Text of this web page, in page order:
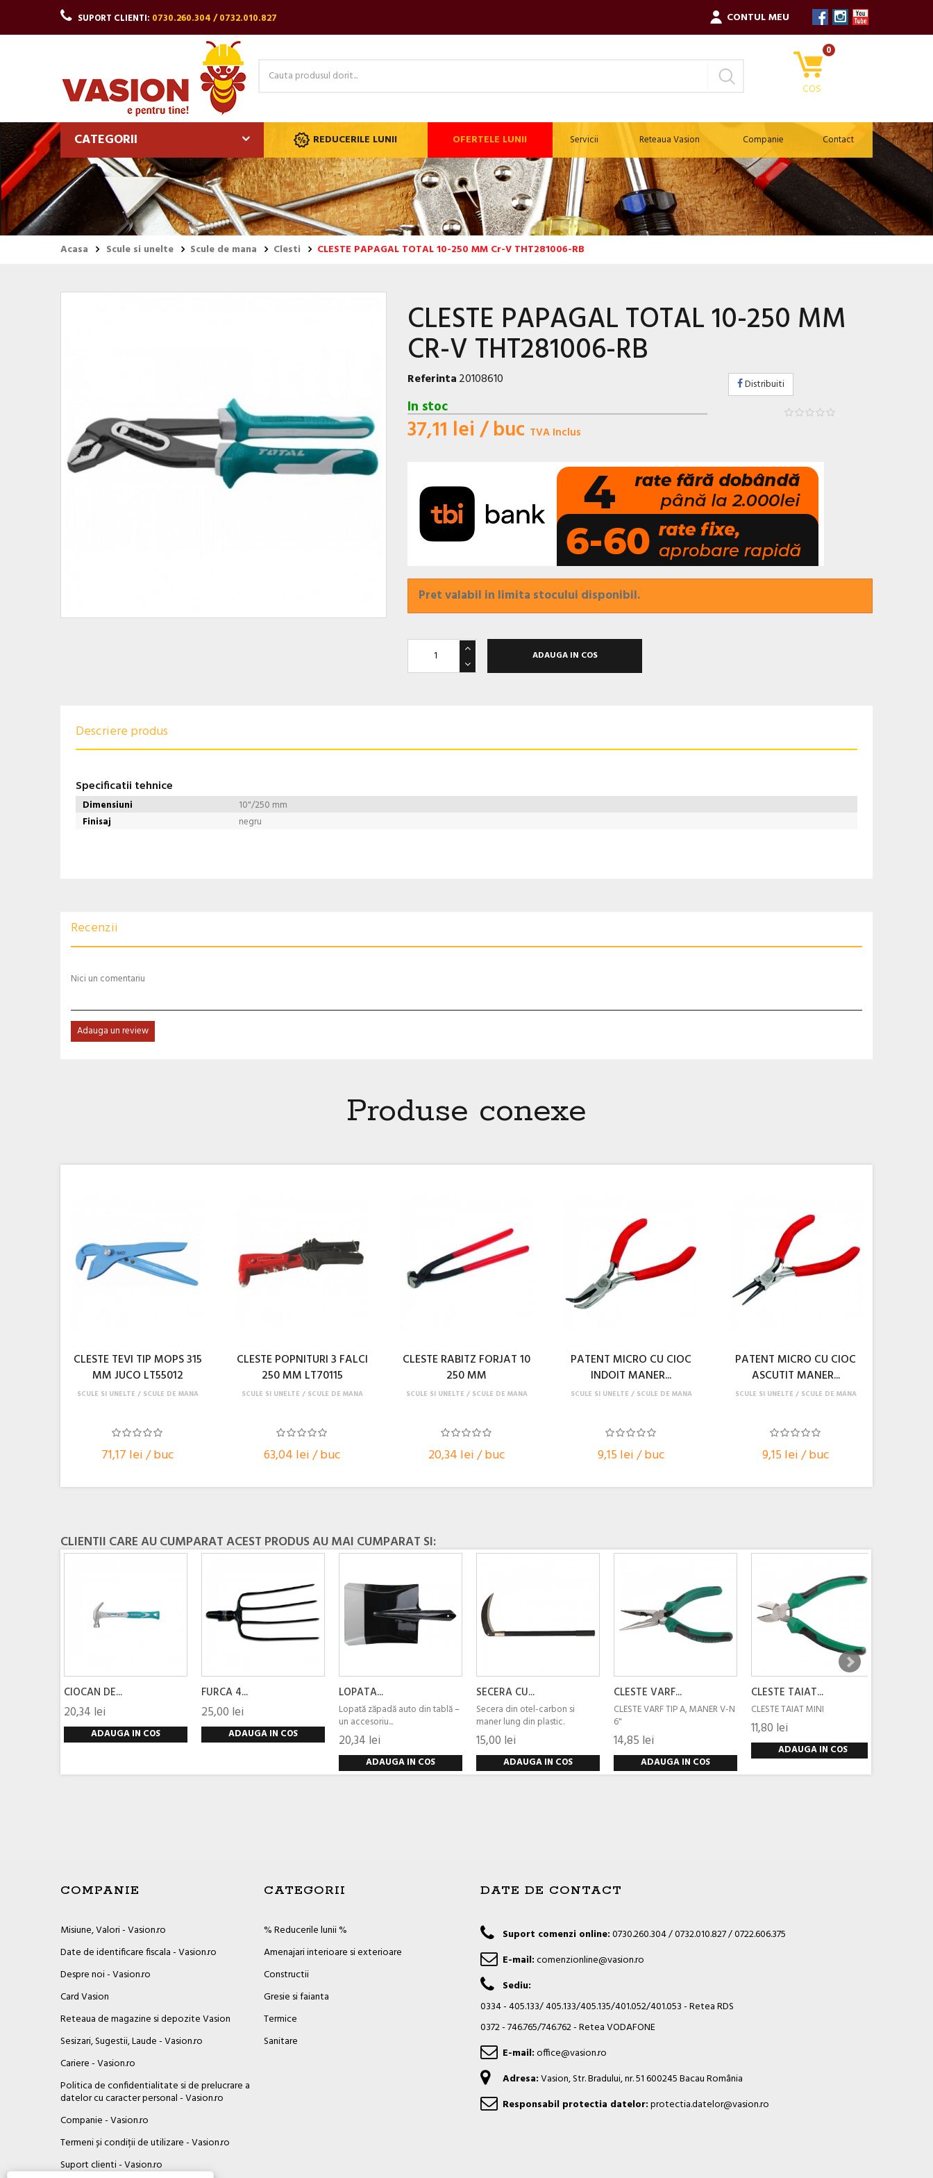
SUPORT CLIENTI: 0730.260.304 / 0732.010.827 CONTUL MEU
0
COS
CATEGORII REDUCERILE LUNII OFERTELE LUNII Servicii Reteaua Vasion Companie Contact
Acasa Scule si unelte Scule de mana Clesti CLESTE PAPAGAL TOTAL 10-250 MM Cr-V THT281006-RB
CLESTE PAPAGAL TOTAL 10-250 MM
CR-V THT281006-RB
Referinta20108610
In stoc
37,11 lei / buc TVA Inclus
Distribuiti
Pret valabil in limita stocului disponibil.
ADAUGA IN COS
Descriere produs
Specificatii tehnice
Dimensiuni
10"/250 mm
Finisaj
negru
Recenzii
Nici un comentariu
Adauga un review
Produse conexe
CLESTE TEVI TIP MOPS 315
MM JUCO LT55012
71,17 lei / buc
SCULE SI UNELTE SCULE DE MANA
CLESTE POPNITURI 3 FALCI
250 MM LT70115
63,04 lei / buc
SCULE SI UNELTE SCULE DE MANA
CLESTE RABITZ FORJAT 10
250 MM
20,34 lei / buc
SCULE SI UNELTE SCULE DE MANA
PATENT MICRO CU CIOC
INDOIT MANER...
9,15 lei / buc
SCULE SI UNELTE SCULE DE MANA
PATENT MICRO CU CIOC
ASCUTIT MANER...
9,15 lei / buc
SCULE SI UNELTE SCULE DE MANA
CLIENTII CARE AU CUMPARAT ACEST PRODUS AU MAI CUMPARAT SI:
CIOCAN DE...
20,34 lei
ADAUGA IN COS
FURCA 4...
25,00 lei
ADAUGA IN COS
LOPATA...
Lopată zăpadă auto din tablă –
un accesoriu...
20,34 lei
ADAUGA IN COS
SECERA CU...
Secera din otel-carbon si
maner lung din plastic.
15,00 lei
ADAUGA IN COS
CLESTE VARF...
CLESTE VARF TIP A, MANER V-N
6"
14,85 lei
ADAUGA IN COS
CLESTE TAIAT...
CLESTE TAIAT MINI
11,80 lei
ADAUGA IN COS
COMPANIE
Misiune, Valori - Vasion.ro
Date de identificare fiscala - Vasion.ro
Despre noi - Vasion.ro
Card Vasion
Reteaua de magazine si depozite Vasion
Sesizari, Sugestii, Laude - Vasion.ro
Cariere - Vasion.ro
Politica de confidentialitate si de prelucrare a
datelor cu caracter personal - Vasion.ro
Companie - Vasion.ro
Termeni și condiții de utilizare - Vasion.ro
Suport clienti - Vasion.ro
CATEGORII
% Reducerile lunii %
Amenajari interioare si exterioare
Constructii
Gresie si faianta
Termice
Sanitare
DATE DE CONTACT
Suport comenzi online:0730.260.304 / 0732.010.827 / 0722.606.375
E-mail:comenzionline@vasion.ro
Sediu:
0334 - 405.133/ 405.133/405.135/401.052/401.053 - Retea RDS
0372 - 746.765/746.762 - Retea VODAFONE
E-mail:office@vasion.ro
Adresa:Vasion, Str. Bradului, nr. 51 600245 Bacau România
Responsabil protectia datelor:protectia.datelor@vasion.ro